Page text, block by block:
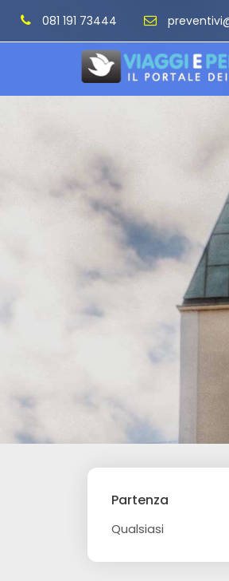
081 191 73444
Partenza